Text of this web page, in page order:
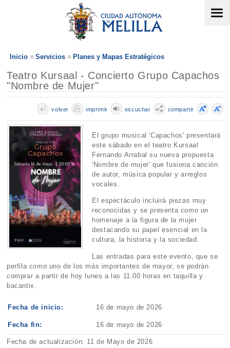
Inicio Servicios Planes y Mapas Estratégicos
Teatro Kursaal - Concierto Grupo Capachos
"Nombre de Mujer"
compartir
escuchar
imprimir
volver
El grupo musical 'Capachos' presentará
este sábado en el teatro Kursaal
Fernando Arrabal su nueva propuesta
'Nombre de mujer' que fusiona canción
de autor, música popular y arreglos
vocales.
El espectáculo incluirá piezas muy
reconocidas y se presenta como un
homenaje a la figura de la mujer
destacando su papel esencial en la
cultura, la historia y la sociedad.
Las entradas para este evento, que se
perfila como uno de los más importantes de mayor, se podrán
comprar a partir de hoy lunes a las 11.00 horas en taquilla y
bacantix.
Fecha de inicio: 16 de mayo de 2026
Fecha fin: 16 de mayo de 2026
Fecha de actualización: 11 de Mayo de 2026